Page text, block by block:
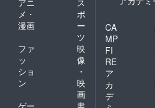
メ・
漫画
ポ
ー
ツ
ファ
ッ
ショ
ン
映
像
・
映
画
ゲー
書
CA
MP
FI
RE
ア
カ
デ